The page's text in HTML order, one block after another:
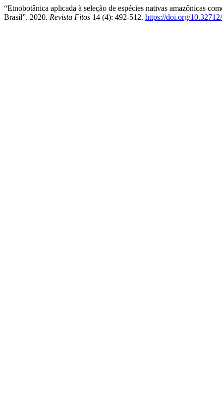
“Etnobotânica aplicada à seleção de espécies nativas amazônicas
Brasil”. 2020. Revista Fitos 14 (4): 492-512. https://doi.org/